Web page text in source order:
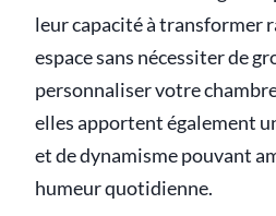
leur capacité à transformer
espace sans nécessiter de
personnaliser votre
elles apportent également
et de dynamisme pouvant
humeur quotidienne.